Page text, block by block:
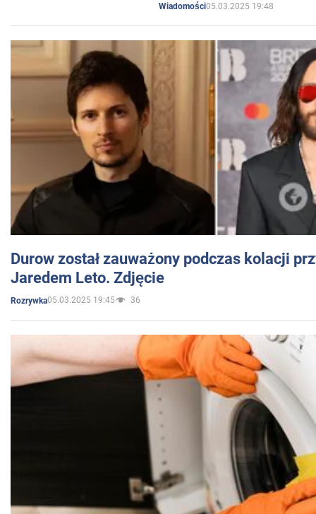
Wiadomości05.03.2025 19:48
Durow został zauważony podczas kolacji
Jaredem Leto. Zdjęcie
Rozrywka05.03.2025 19:45 36